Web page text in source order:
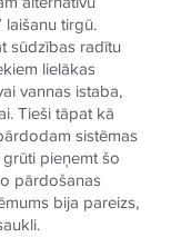
laišanu tirgū.
sūdzības radītu
lielākas
vannas istaba,
Tieši tāpat kā
sistēmas
pieņemt šo
pārdošanas
bija pareizs,